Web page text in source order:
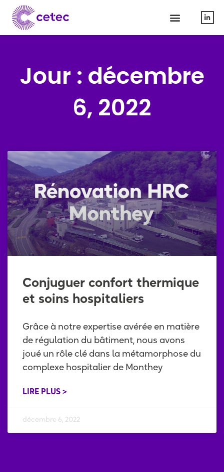
Jour : décembre
6, 2022
Conjuguer confort thermique
et soins hospitaliers
Grâce à notre expertise avérée en matière
de régulation du bâtiment, nous avons
joué un rôle clé dans la métamorphose du
complexe hospitalier de Monthey
LIRE PLUS >
décembre 6, 2022